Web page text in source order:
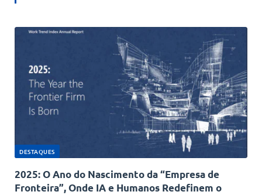
DESTAQUES
2025: O Ano do Nascimento da “Empresa de
Fronteira”, Onde IA e Humanos Redefinem o